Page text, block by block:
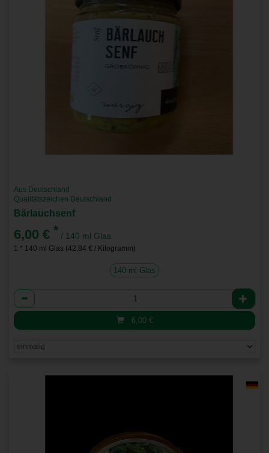
Aus Deutschland
Qualitätszeichen Deutschland
Bärlauchsenf
6,00 € * / 140 ml Glas
1 * 140 ml Glas (42,84 € / Kilogramm)
140 ml Glas
Anzahl
6,00 €